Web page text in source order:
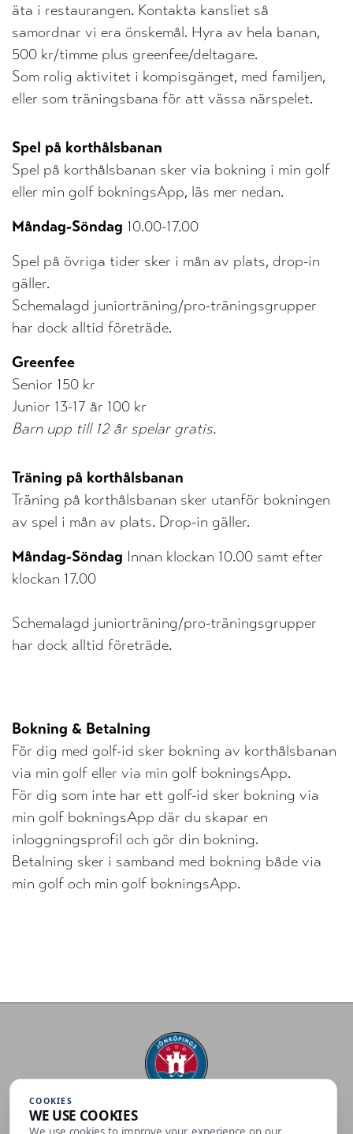
äta i restaurangen. Kontakta kansliet så
samordnar vi era önskemål. Hyra av hela banan,
500 kr/timme plus greenfee/deltagare.
Som rolig aktivitet i kompisgänget, med familjen,
eller som träningsbana för att vässa närspelet.
Spel på korthålsbanan
Spel på korthålsbanan sker via bokning i min golf
eller min golf bokningsApp, läs mer nedan.
Måndag-Söndag 10.00-17.00
Spel på övriga tider sker i mån av plats, drop-in
gäller.
Schemalagd juniorträning/pro-träningsgrupper
har dock alltid företräde.
Greenfee
Senior 150 kr
Junior 13-17 år 100 kr
Barn upp till 12 år spelar gratis.
Träning på korthålsbanan
Träning på korthålsbanan sker utanför bokningen
av spel i mån av plats. Drop-in gäller.
Måndag-Söndag Innan klockan 10.00 samt efter
klockan 17.00
Schemalagd juniorträning/pro-träningsgrupper
har dock alltid företräde.
Bokning & Betalning
För dig med golf-id sker bokning av korthålsbanan
via min golf eller via min golf bokningsApp.
För dig som inte har ett golf-id sker bokning via
min golf bokningsApp där du skapar en
inloggningsprofil och gör din bokning.
Betalning sker i samband med bokning både via
min golf och min golf bokningsApp.
Jönköpings Golfklubb
COOKIES
WE USE COOKIES